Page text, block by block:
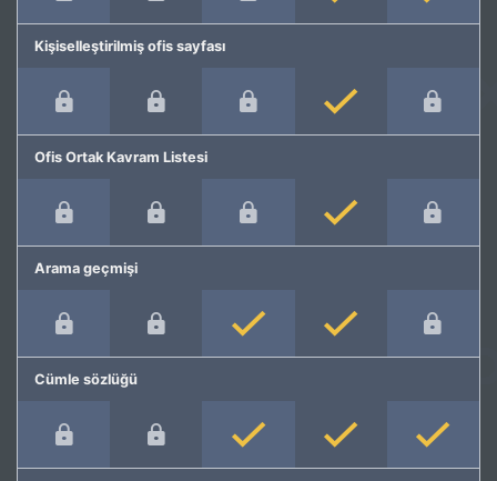
Kişiselleştirilmiş ofis sayfası
Ofis Ortak Kavram Listesi
Arama geçmişi
Cümle sözlüğü